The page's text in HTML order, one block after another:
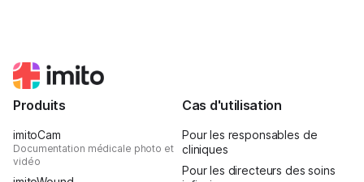
Produits
imitoCam
Documentation médicale photo et
vidéo
Cas d'utilisation
Pour les responsables de
cliniques
Pour les directeurs des soins